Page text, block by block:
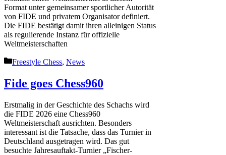
Format unter gemeinsamer sportlicher Autorität
von FIDE und privatem Organisator definiert.
Die FIDE bestätigt damit ihren alleinigen Status
als regulierende Instanz für offizielle
Weltmeisterschaften
Kategorien
Freestyle Chess, News
Fide goes Chess960
Erstmalig in der Geschichte des Schachs wird
die FIDE 2026 eine Chess960
Weltmeisterschaft ausrichten. Besonders
interessant ist die Tatsache, dass das Turnier in
Deutschland ausgetragen wird. Das gut
besuchte Jahresauftakt-Turnier „Fischer-